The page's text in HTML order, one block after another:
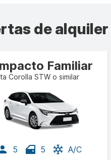
de
Familiar
Corolla STW o similar
5 5
A/C